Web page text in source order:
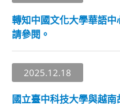
轉知中國文化大學華語中
請參閱。
2025.12.18
國立臺中科技大學與越